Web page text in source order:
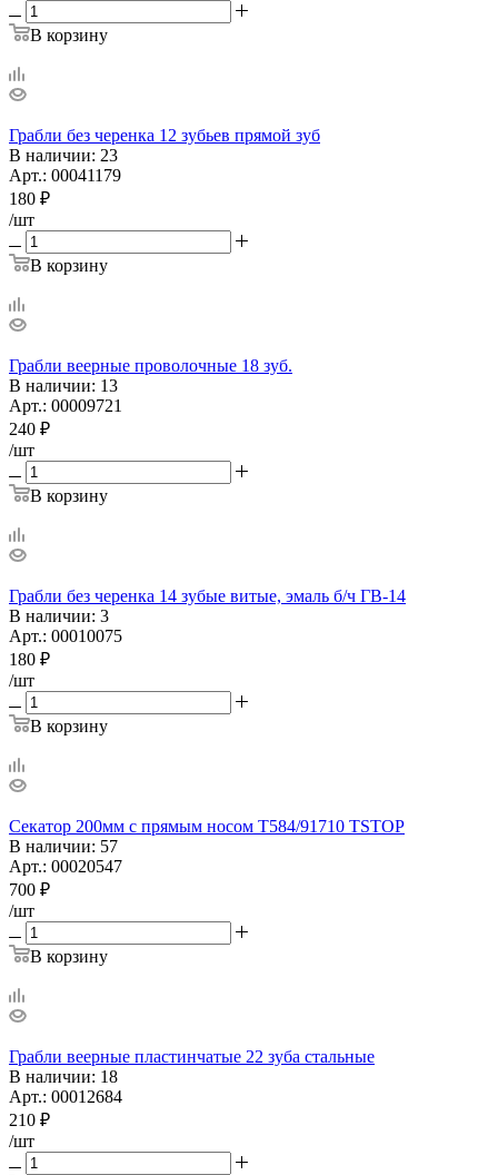
В корзину
Грабли без черенка 12 зубьев прямой зуб
В наличии: 23
Арт.: 00041179
180 ₽
/шт
В корзину
Грабли веерные проволочные 18 зуб.
В наличии: 13
Арт.: 00009721
240 ₽
/шт
В корзину
Грабли без черенка 14 зубые витые, эмаль б/ч ГВ-14
В наличии: 3
Арт.: 00010075
180 ₽
/шт
В корзину
Секатор 200мм с прямым носом T584/91710 TSTOP
В наличии: 57
Арт.: 00020547
700 ₽
/шт
В корзину
Грабли веерные пластинчатые 22 зуба стальные
В наличии: 18
Арт.: 00012684
210 ₽
/шт